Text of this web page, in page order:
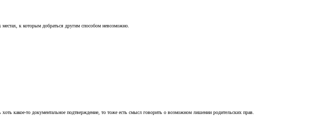
к которым добраться другим способом невозможно.
какое-то документальное подтверждение, то тоже есть смысл говорить о возможном лишении родительских прав.